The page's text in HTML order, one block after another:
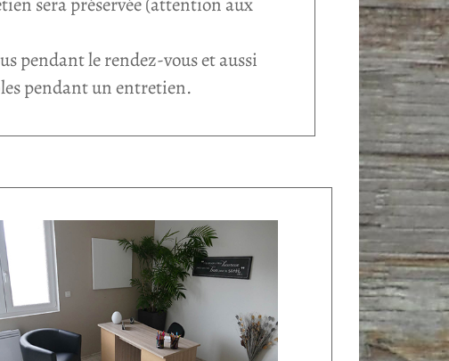
pendant le rendez-vous et aussi
pendant un entretien.